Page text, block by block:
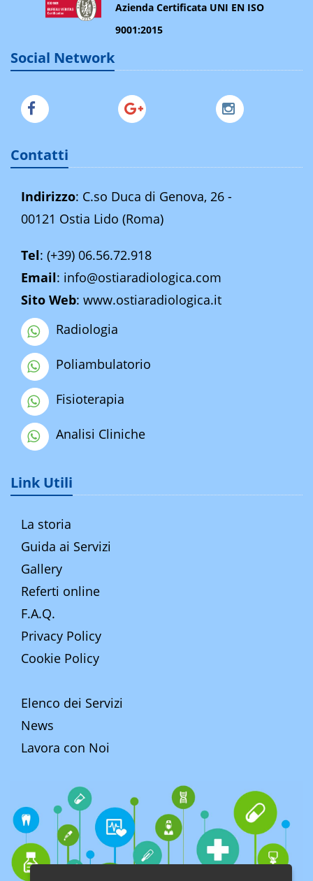
Azienda Certificata UNI EN ISO
9001:2015
Social Network
Contatti
Indirizzo: C.so Duca di Genova, 26 -
00121 Ostia Lido (Roma)
Tel: (+39) 06.56.72.918
Email: info@ostiaradiologica.com
Sito Web: www.ostiaradiologica.it
Radiologia
Poliambulatorio
Fisioterapia
Analisi Cliniche
Link Utili
La storia
Guida ai Servizi
Gallery
Referti online
F.A.Q.
Privacy Policy
Cookie Policy
Elenco dei Servizi
News
Lavora con Noi